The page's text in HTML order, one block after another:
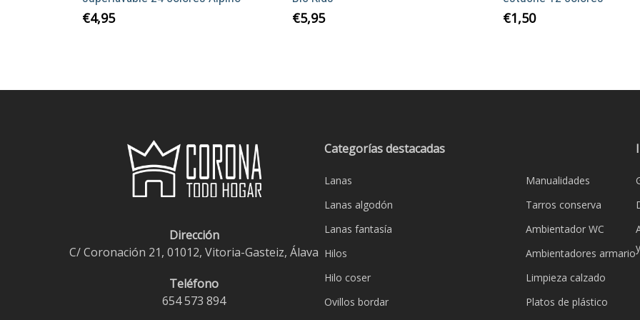
€4,95 €5,95 €1,50
Dirección
C/ Coronación 21, 01012, Vitoria-Gasteiz, Álava
Teléfono
654 573 894
Categorías destacadas
Lanas
Lanas algodón
Lanas fantasía
Hilos
Hilo coser
Ovillos bordar
Manualidades
Tarros conserva
Ambientador WC
Ambientadores armario
Limpieza calzado
Platos de plástico